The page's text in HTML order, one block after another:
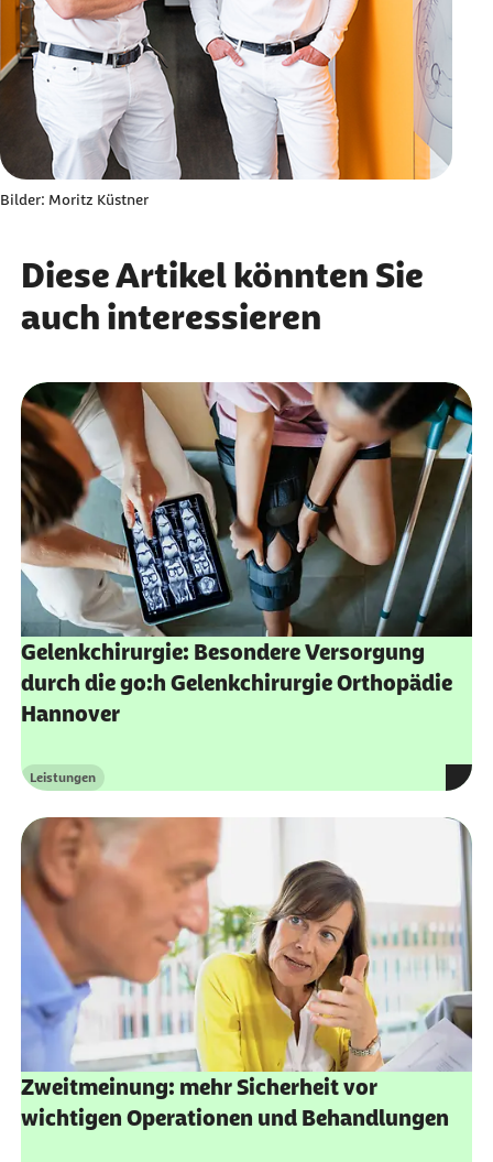
Bilder: Moritz Küstner
Diese Artikel könnten Sie
auch interessieren
Gelenkchirurgie: Besondere Versorgung
durch die go:h Gelenkchirurgie Orthopädie
Hannover
Kategorie
Leistungen
Zweitmeinung: mehr Sicherheit vor
wichtigen Operationen und Behandlungen